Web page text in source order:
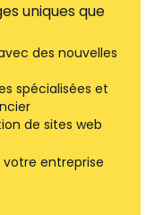
uniques que
des nouvelles
spécialisées et
de sites web
votre entreprise